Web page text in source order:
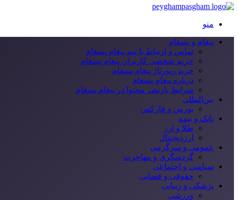
منو
پیغام و پسغام
تماس و ارتباط با تیم پیغام پسغام
حریم شخصی کاربران پیغام پسغام
خرید رپورتاژ پیغام پسغام
درباره پیغام پسغام
شرایط بازنشر محتوا در پیغام پسغام
بین‌المللی
بورس و فارکس
بانک و بیمه
طلا و ارز
ارزدیجیتال
عمومی و سرگرمی
گردشگری و مهاجرت
سیاسی و اجتماعی
حقوقی و قضایی
پزشکی و زیبایی
ورزشی